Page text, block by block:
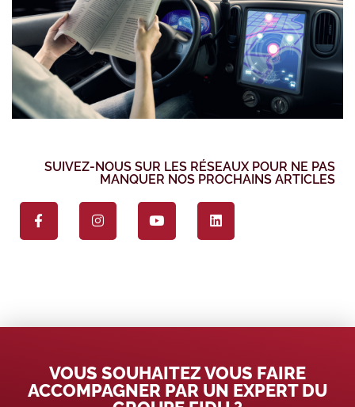
SUIVEZ-NOUS SUR LES RÉSEAUX POUR NE PAS
MANQUER NOS PROCHAINS ARTICLES
VOUS SOUHAITEZ VOUS FAIRE
ACCOMPAGNER PAR UN EXPERT DU